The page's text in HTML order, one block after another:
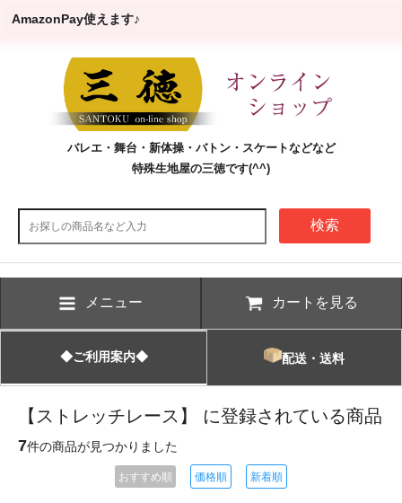
AmazonPay使えます♪
バレエ・舞台・新体操・バトン・スケートなどなど
特殊生地屋の三徳です(^^)
検索
メニュー カートを見る
◆ご利用案内◆ 配送・送料
【ストレッチレース】 に登録されている商品
7件の商品が見つかりました
おすすめ順 価格順 新着順